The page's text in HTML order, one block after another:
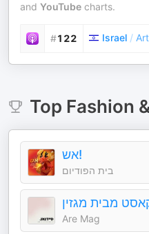
and YouTube charts.
#122 Israel /
Top Fashion
אש!
בית הפודיום
Are Mag